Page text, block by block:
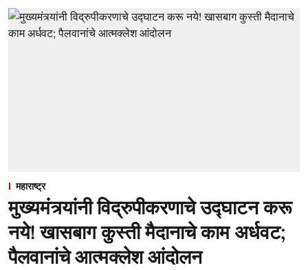
महाराष्ट्र
मुख्यमंत्र्यांनी विद्रुपीकरणाचे उद्घाटन करू
नये! खासबाग कुस्ती मैदानाचे काम अर्धवट;
पैलवानांचे आत्मक्लेश आंदोलन